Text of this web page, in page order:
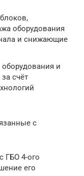
оборудования
и снижающие
и
счёт
с
ГБО 4-ого
его